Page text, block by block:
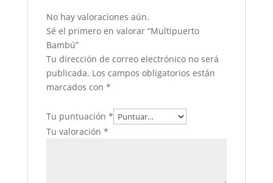
No hay valoraciones aún.
Sé el primero en valorar “Multipuerto
Bambú”
Tu dirección de correo electrónico no será
publicada. Los campos obligatorios están
marcados con *
Tu puntuación *
Tu valoración *